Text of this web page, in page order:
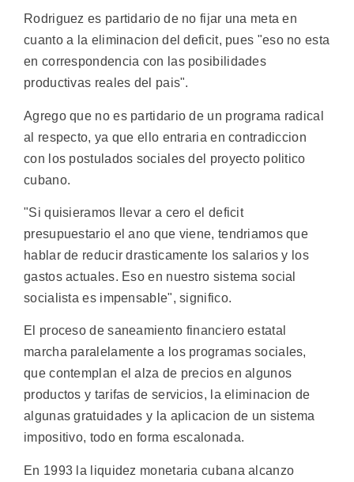
Rodriguez es partidario de no fijar una meta en
cuanto a la eliminacion del deficit, pues "eso no esta
en correspondencia con las posibilidades
productivas reales del pais".
Agrego que no es partidario de un programa radical
al respecto, ya que ello entraria en contradiccion
con los postulados sociales del proyecto politico
cubano.
"Si quisieramos llevar a cero el deficit
presupuestario el ano que viene, tendriamos que
hablar de reducir drasticamente los salarios y los
gastos actuales. Eso en nuestro sistema social
socialista es impensable", significo.
El proceso de saneamiento financiero estatal
marcha paralelamente a los programas sociales,
que contemplan el alza de precios en algunos
productos y tarifas de servicios, la eliminacion de
algunas gratuidades y la aplicacion de un sistema
impositivo, todo en forma escalonada.
En 1993 la liquidez monetaria cubana alcanzo